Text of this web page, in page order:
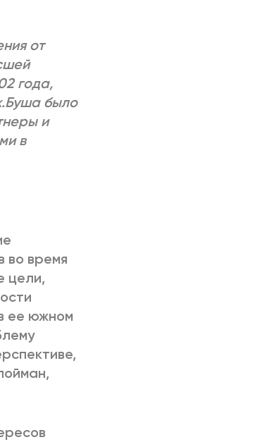
от
года,
было
и
в
во время
цели,
ее южном